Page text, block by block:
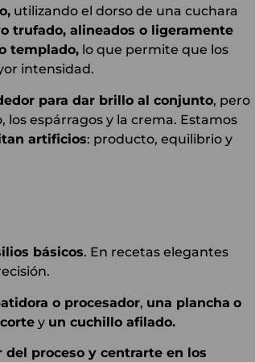
utilizando el dorso de una cuchara
trufado, alineados o ligeramente
templado, lo que permite que los
intensidad.
para dar brillo al conjunto, pero
espárragos y la crema. Estamos
artificios: producto, equilibrio y
básicos. En recetas elegantes
o procesador, una plancha o
y un cuchillo afilado.
proceso y centrarte en los